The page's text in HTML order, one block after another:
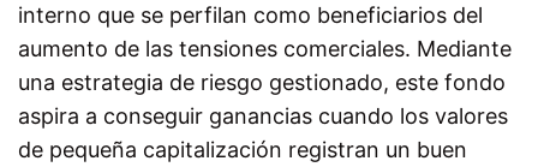
interno que se perfilan como beneficiarios del
aumento de las tensiones comerciales. Mediante
una estrategia de riesgo gestionado, este fondo
aspira a conseguir ganancias cuando los valores
de pequeña capitalización registran un buen